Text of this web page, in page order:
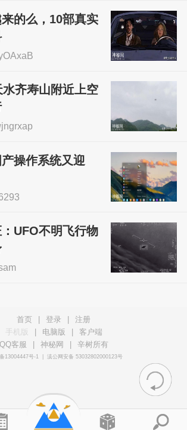
的么，10部真实
齐寿山附近上空
操作系统又迎
UFO不明飞行物
首页 登录
注册
手机版
电脑版
客户端
QQ客服
神秘网 辛树所有
13004447号-1 滇公网安备 53032802000123号